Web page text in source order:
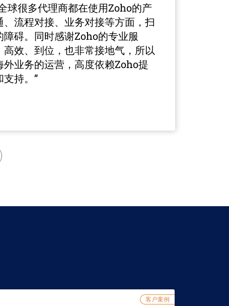
球很多代理商都在使用Zoho的产
、流程对接、业务对接等方面，扫
障碍。同时感谢Zoho的专业服
效、到位，也非常接地气，所以
外业务的运营，高度依赖Zoho提
持。”
客户案例